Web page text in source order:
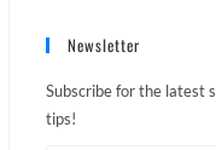
Newsletter
Subscribe for the latest
tips!